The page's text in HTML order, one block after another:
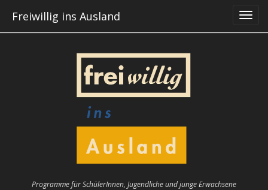
Freiwillig ins Ausland
Programme für SchülerInnen, Jugendliche und junge Erwachsene